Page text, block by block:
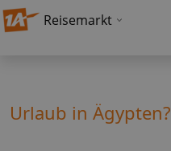
Reisemarkt
Urlaub in Ägypten?